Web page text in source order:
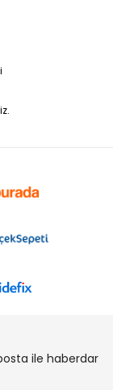
ile haberdar